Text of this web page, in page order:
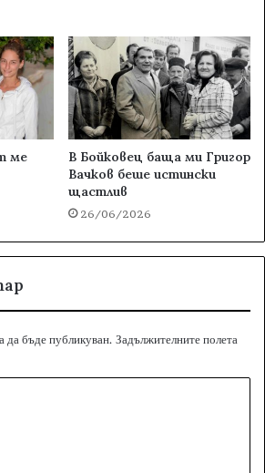
ме
В Бойковец баща ми Григор
Вачков беше истински
щастлив
26/06/2026
да бъде публикуван. Задължителните полета